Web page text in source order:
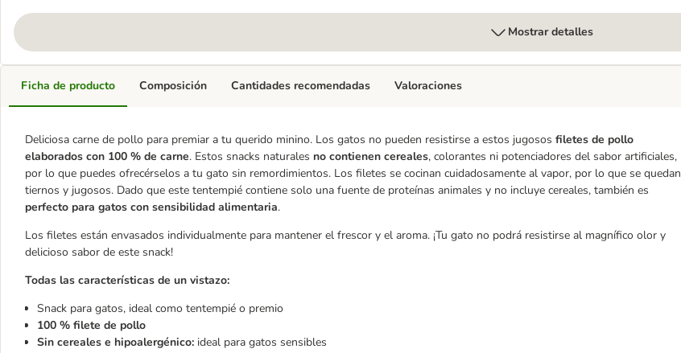
Mostrar detalles
Ficha de producto
Deliciosa carne de pollo para premiar a tu querido minino. Los gatos no pueden resistirse a estos jugosos filetes de pollo
elaborados con 100 % de carne. Estos snacks naturales no contienen cereales, colorantes ni potenciadores del sabor artificiales,
por lo que puedes ofrecérselos a tu gato sin remordimientos. Los filetes se cocinan cuidadosamente al vapor, por lo que se quedan
tiernos y jugosos. Dado que este tentempié contiene solo una fuente de proteínas animales y no incluye cereales, también es
perfecto para gatos con sensibilidad alimentaria.
Los filetes están envasados individualmente para mantener el frescor y el aroma. ¡Tu gato no podrá resistirse al magnífico olor y
delicioso sabor de este snack!
Todas las características de un vistazo:
Snack para gatos, ideal como tentempié o premio
100 % filete de pollo
Sin cereales e hipoalergénico: ideal para gatos sensibles
Composición Cantidades recomendadas Valoraciones